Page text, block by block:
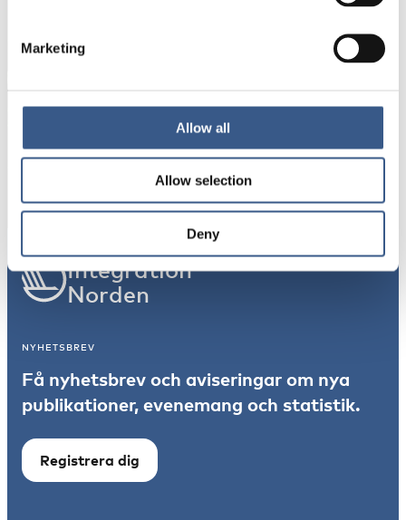
Marketing
Allow all
Allow selection
Deny
Dina uppgifter kommer inte att delas med tredje
part. För mer information, läs vår
Prenumerera *Obligatoriskt
Integration
Norden
NYHETSBREV
Få nyhetsbrev och aviseringar om nya
publikationer, evenemang och statistik.
Registrera dig